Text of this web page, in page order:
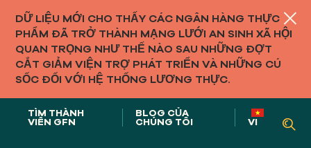
DỮ LIỆU MỚI CHO THẤY CÁC NGÂN HÀNG THỰC
PHẨM ĐÃ TRỞ THÀNH MẠNG LƯỚI AN SINH XÃ HỘI
QUAN TRỌNG NHƯ THẾ NÀO SAU NHỮNG ĐỢT
CẮT GIẢM VIỆN TRỢ PHÁT TRIỂN VÀ NHỮNG CÚ
SỐC ĐỐI VỚI HỆ THỐNG LƯƠNG THỰC.
TÌM THÀNH
VIÊN GFN
BLOG CỦA
CHÚNG TÔI VI